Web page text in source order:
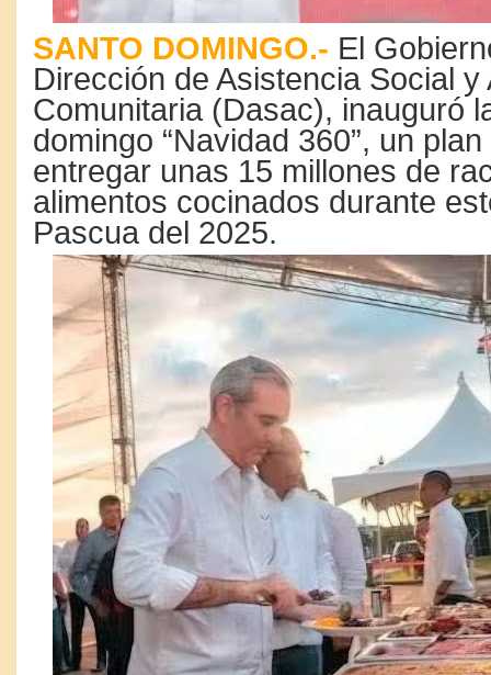
SANTO DOMINGO.- El
Dirección de Asistencia Social y
Comunitaria (Dasac), inauguró
domingo “Navidad 360”, un
entregar unas 15 millones de
alimentos cocinados durante
Pascua del 2025.